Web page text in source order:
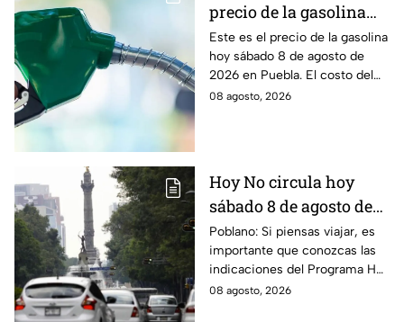
precio de la gasolina
Puebla hoy sábado 8 de
agosto de 2026
Este es el precio de la gasolina
hoy sábado 8 de agosto de
2026 en Puebla. El costo del
combustible cambia todos los
08 agosto, 2026
Hoy No circula hoy
sábado 8 de agosto de
2026: ¿Qué autos no
transitan en la CDMX y
EdoMex?
Poblano: Si piensas viajar, es
importante que conozcas las
indicaciones del Programa Hoy
No Circula HOY sábado 8 de
08 agosto, 2026